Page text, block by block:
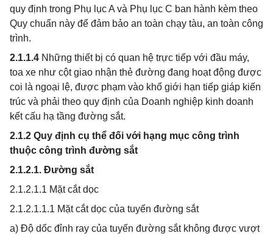
quy định trong Phụ lục A và Phụ lục C ban hành kèm theo
Quy chuẩn này để đảm bảo an toàn chạy tàu, an toàn công
trình.
2.1.1.4 Những thiết bị có quan hệ trực tiếp với đầu máy,
toa xe như cột giao nhận thẻ đường đang hoạt động được
coi là ngoại lệ, được phạm vào khổ giới hạn tiếp giáp kiến
trúc và phải theo quy định của Doanh nghiệp kinh doanh
kết cấu hạ tầng đường sắt.
2.1.2 Quy định cụ thể đối với hạng mục công trình
thuộc công trình đường sắt
2.1.2.1. Đường sắt
2.1.2.1.1 Mặt cắt dọc
2.1.2.1.1.1 Mặt cắt dọc của tuyến đường sắt
a) Độ dốc đỉnh ray của tuyến đường sắt không được vượt